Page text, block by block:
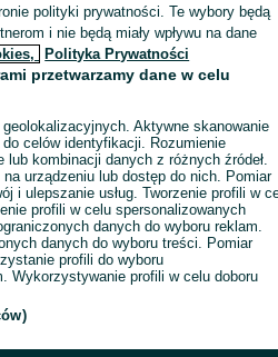
Wyświetlenia:
Wyślij wiadomość
polityki prywatności. Te wybory będą
i nie będą miały wpływu na dane
Polityka Prywatności
przetwarzamy dane w celu
Aktywne skanowanie
celów identyfikacji. Rozumienie
kombinacji danych z różnych źródeł.
urządzeniu lub dostęp do nich. Pomiar
i ulepszanie usług. Tworzenie profili w
profili w celu spersonalizowanych
danych do wyboru reklam.
danych do wyboru treści. Pomiar
profili do wyboru
Wykorzystywanie profili w celu doboru